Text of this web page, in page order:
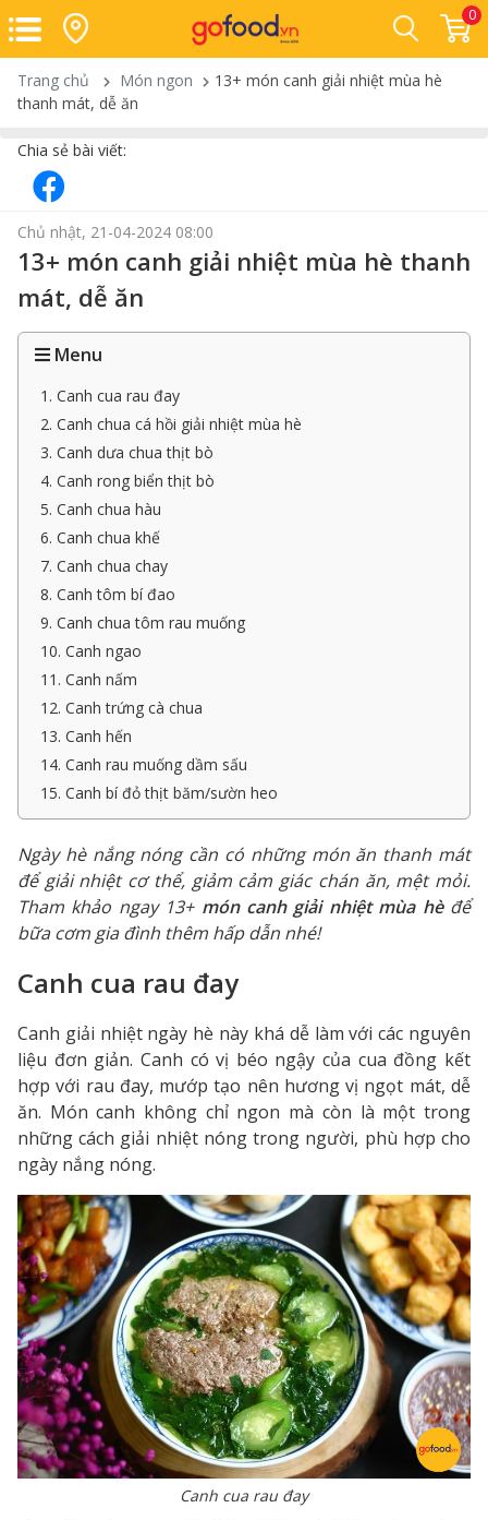
0
Trang chủ Món ngon
13+ món canh giải nhiệt mùa hè
thanh mát, dễ ăn
Chia sẻ bài viết:
Chủ nhật, 21-04-2024 08:00
13+ món canh giải nhiệt mùa hè thanh
mát, dễ ăn
Menu
1. Canh cua rau đay
2. Canh chua cá hồi giải nhiệt mùa hè
3. Canh dưa chua thịt bò
4. Canh rong biển thịt bò
5. Canh chua hàu
6. Canh chua khế
7. Canh chua chay
8. Canh tôm bí đao
9. Canh chua tôm rau muống
10. Canh ngao
11. Canh nấm
12. Canh trứng cà chua
13. Canh hến
14. Canh rau muống dầm sấu
15. Canh bí đỏ thịt băm/sườn heo
Ngày hè nắng nóng cần có những món ăn thanh mát
để giải nhiệt cơ thể, giảm cảm giác chán ăn, mệt mỏi.
Tham khảo ngay 13+ món canh giải nhiệt mùa hèđể
bữa cơm gia đình thêm hấp dẫn nhé!
Canh cua rau đay
Canh giải nhiệt ngày hè này khá dễ làm với các nguyên
liệu đơn giản. Canh có vị béo ngậy của cua đồng kết
hợp với rau đay, mướp tạo nên hương vị ngọt mát, dễ
ăn. Món canh không chỉ ngon mà còn là một trong
những cách giải nhiệt nóng trong người, phù hợp cho
ngày nắng nóng.
Canh cua rau đay